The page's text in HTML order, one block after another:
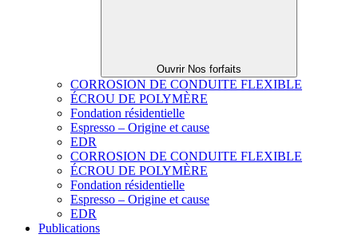
Ouvrir Nos forfaits
CORROSION DE CONDUITE FLEXIBLE
ÉCROU DE POLYMÈRE
Fondation résidentielle
Espresso – Origine et cause
EDR
CORROSION DE CONDUITE FLEXIBLE
ÉCROU DE POLYMÈRE
Fondation résidentielle
Espresso – Origine et cause
EDR
Publications